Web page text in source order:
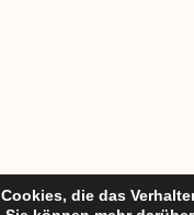
die das